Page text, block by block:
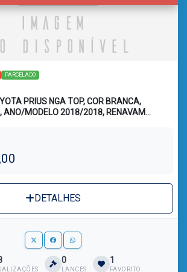
PARCELADO
PRIUS NGA TOP, COR BRANCA,
ANO/MODELO 2018/2018, RENAVAM
DETALHES
0
LANCES
1
FAVORITO